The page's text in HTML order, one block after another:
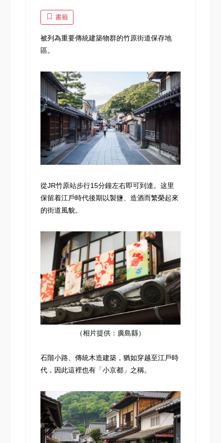
書籤
被列為重要傳統建築物群的竹原街道保存地
區。
從JR竹原站步行15分鐘左右即可到達。这里
保留着江戶時代後期以製鹽、造酒而繁榮起來
的街道風貌。
（相片提供：廣島縣）
石階小路、傳統木造建築，猶如穿越至江戶時
代，因此這裡也有「小京都」之稱。